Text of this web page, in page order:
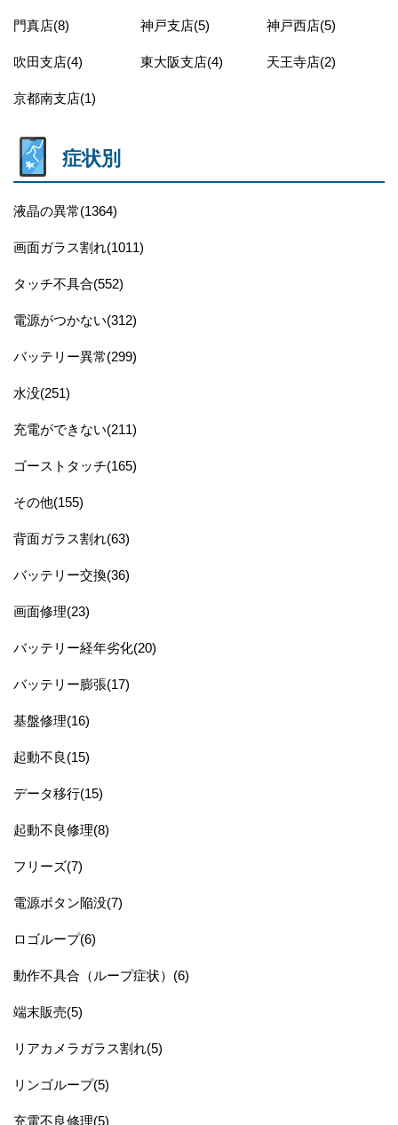
門真店(8) 神戸支店(5) 神戸西店(5)
吹田支店(4) 東大阪支店(4) 天王寺店(2)
京都南支店(1)
症状別
液晶の異常(1364)
画面ガラス割れ(1011)
タッチ不具合(552)
電源がつかない(312)
バッテリー異常(299)
水没(251)
充電ができない(211)
ゴーストタッチ(165)
その他(155)
背面ガラス割れ(63)
バッテリー交換(36)
画面修理(23)
バッテリー経年劣化(20)
バッテリー膨張(17)
基盤修理(16)
起動不良(15)
データ移行(15)
起動不良修理(8)
フリーズ(7)
電源ボタン陥没(7)
ロゴループ(6)
動作不具合（ループ症状）(6)
端末販売(5)
リアカメラガラス割れ(5)
リンゴループ(5)
充電不良修理(5)